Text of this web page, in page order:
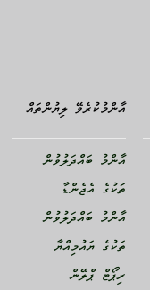
އާންމުކުރެވޭ ލިޔުންތައް
އާންމު ބައްދަލުވުން
ތަކުގެ އެޖެންޑާ
އާންމު ބައްދަލުވުން
ތަކުގެ ޔައުމިއްޔާ
ރިޕޯޓް ޕްލޭން